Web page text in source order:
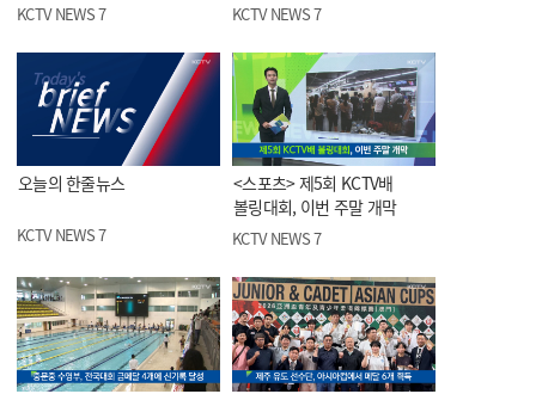
KCTV NEWS 7 KCTV NEWS 7
오늘의 한줄뉴스
KCTV NEWS 7
<스포츠> 제5회 KCTV배
볼링대회, 이번 주말 개막
KCTV NEWS 7